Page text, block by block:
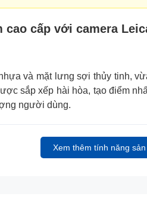
cao cấp với camera
và mặt lưng sợi thủy tinh,
sắp xếp hài hòa, tạo điểm
người dùng.
Xem thêm tính năng